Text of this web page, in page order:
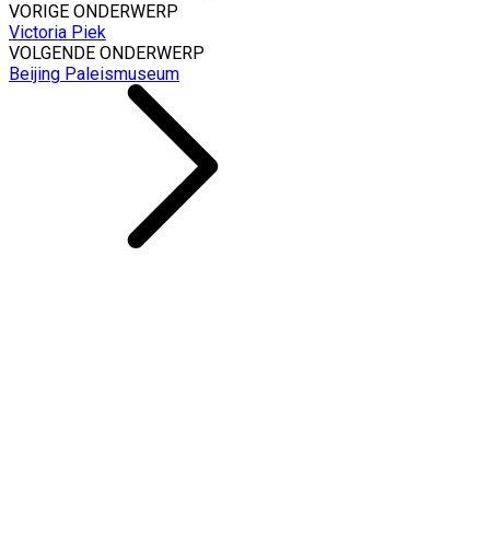
VORIGE ONDERWERP
Victoria Piek
VOLGENDE ONDERWERP
Beijing Paleismuseum